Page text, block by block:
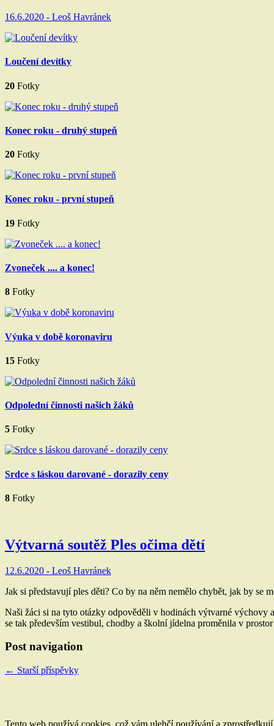
16.6.2020 - Leoš Havránek
Loučení devítky
20 Fotky
Konec roku - druhý stupeň
20 Fotky
Konec roku - první stupeň
19 Fotky
Zvoneček .... a konec!
8 Fotky
Výuka v době koronaviru
15 Fotky
Odpolední činnosti našich žáků
5 Fotky
Srdce s láskou darované - dorazily ceny
8 Fotky
Výtvarná soutěž Ples očima dětí
12.6.2020 - Leoš Havránek
Jak si představují ples děti? Co by na něm nemělo chybět, jak by se
Naši žáci si na tyto otázky odpověděli v hodinách výtvarné výchovy
se tak především vestibul, chodby a školní jídelna proměnila v
Post navigation
← Starší příspěvky